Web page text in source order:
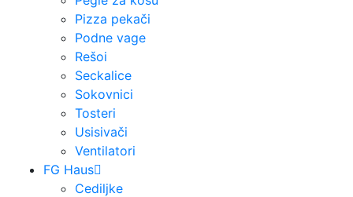
Pizza pekači
Podne vage
Rešoi
Seckalice
Sokovnici
Tosteri
Usisivači
Ventilatori
FG Haus
Cediljke